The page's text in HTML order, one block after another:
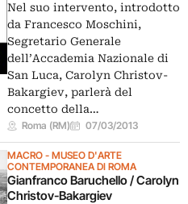
Nel suo intervento, introdotto
da Francesco Moschini,
Segretario Generale
dell’Accademia Nazionale di
San Luca, Carolyn Christov-
Bakargiev, parlerà del
concetto della…
Roma (RM) 07/03/2013
MACRO - MUSEO D'ARTE
CONTEMPORANEA DI ROMA
Gianfranco Baruchello / Carolyn
Christov-Bakargiev